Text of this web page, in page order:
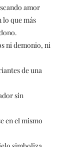
amor
que más
ni demonio, ni
de una
sin
en el mismo